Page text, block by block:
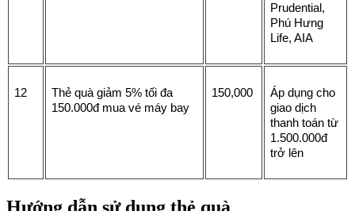
Prudential,
Phú Hưng
Life, AIA
12
Thẻ quà giảm 5% tối đa
150.000đ mua vé máy bay
150,000
Áp dụng cho
giao dịch
thanh toán từ
1.500.000đ
trở lên
Hướng dẫn sử dụng thẻ quà